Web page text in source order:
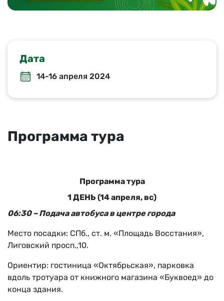
Программа тура
Программа тура
1 ДЕНЬ (14 апреля, вс)
06:30 – Подача автобуса в центре города
Место посадки: СПб., ст. м. «Площадь Восстания»,
Лиговский просп.,10.
Ориентир: гостиница «Октябрьская», парковка
вдоль тротуара от книжного магазина «Буквоед» до
конца здания.
Дата
14-16 апреля 2024